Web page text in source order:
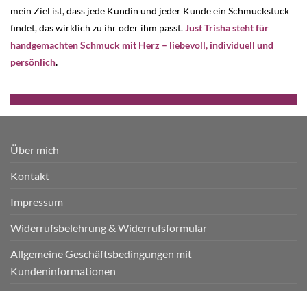
mein Ziel ist, dass jede Kundin und jeder Kunde ein Schmuckstück
findet, das wirklich zu ihr oder ihm passt.Just Trisha steht für
handgemachten Schmuck mit Herz – liebevoll, individuell und
persönlich.
Über mich
Kontakt
Impressum
Widerrufsbelehrung & Widerrufsformular
Allgemeine Geschäftsbedingungen mit
Kundeninformationen